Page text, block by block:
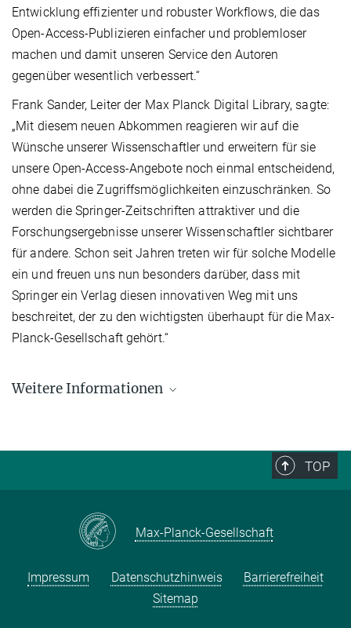
Entwicklung effizienter und robuster Workflows, die das
Open-Access-Publizieren einfacher und problemloser
machen und damit unseren Service den Autoren
gegenüber wesentlich verbessert.“
Frank Sander, Leiter der Max Planck Digital Library, sagte:
„Mit diesem neuen Abkommen reagieren wir auf die
Wünsche unserer Wissenschaftler und erweitern für sie
unsere Open-Access-Angebote noch einmal entscheidend,
ohne dabei die Zugriffsmöglichkeiten einzuschränken. So
werden die Springer-Zeitschriften attraktiver und die
Forschungsergebnisse unserer Wissenschaftler sichtbarer
für andere. Schon seit Jahren treten wir für solche Modelle
ein und freuen uns nun besonders darüber, dass mit
Springer ein Verlag diesen innovativen Weg mit uns
beschreitet, der zu den wichtigsten überhaupt für die Max-
Planck-Gesellschaft gehört.“
Weitere Informationen
TOP
Max-Planck-Gesellschaft
Impressum Datenschutzhinweis
Barrierefreiheit
Sitemap